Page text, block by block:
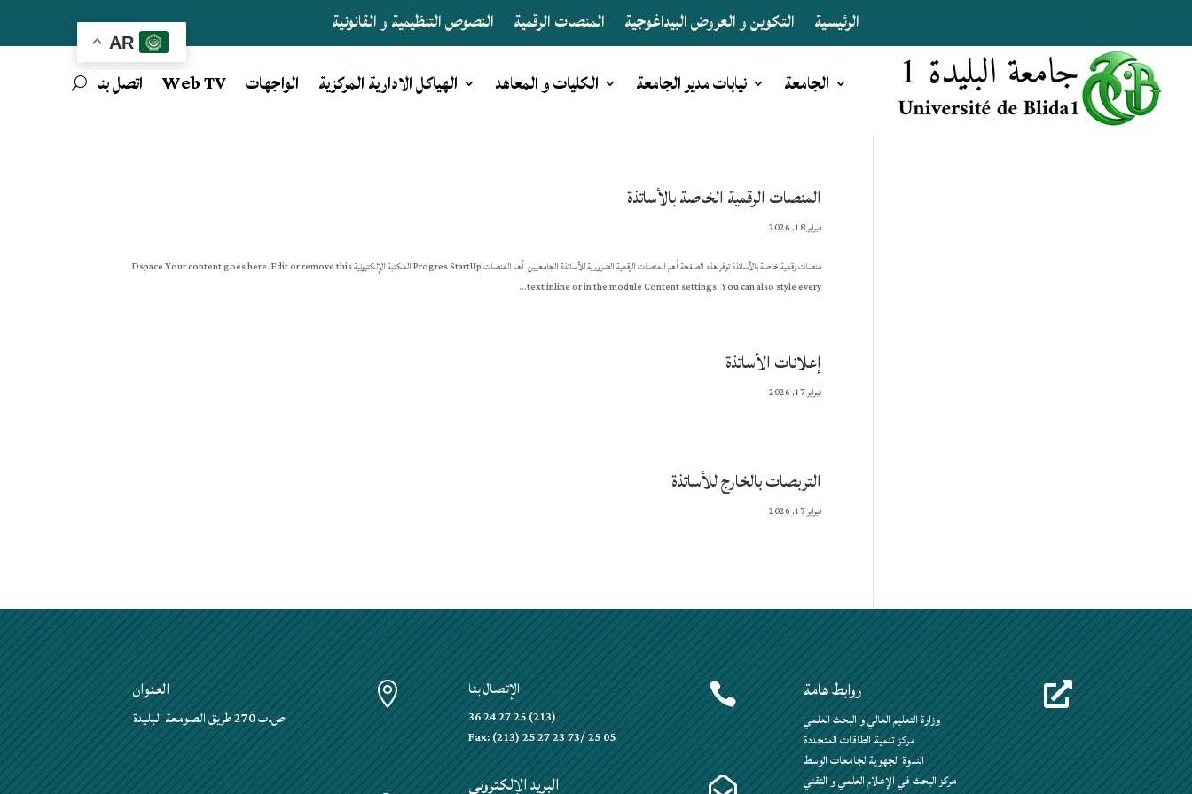
AR
الرئيسية التكوين و العروض البيداغوجية المنصات الرقمية النصوص التنظيمية و القانونية
الجامعة نيابات مدير الجامعة الكليات و المعاهد الهياكل الادارية المركزية الواجهات Web TV اتصل بنا
المنصات الرقمية الخاصة بالأساتذة
فبراير 18, 2026
منصات رقمية خاصة بالأساتذة توفر هذه الصفحة أهم المنصات الرقمية الضرورية للأساتذة الجامعيين أهم المنصات Progres StartUp المكتبة الإلكترونية Dspace Your content goes here. Edit or remove this
text inline or in the module Content settings. You can also style every...
إعلانات الأساتذة
فبراير 17, 2026
التربصات بالخارج للأساتذة
فبراير 17, 2026
 العنوان
ص.ب 270 طريق الصومعة البليدة
 الإتصال بنا
(213) 25 27 24 36
Fax: (213) 25 27 23 73/ 25 05
البريد الإلكتروني
 روابط هامة
وزارة التعليم العالي و البحث العلمي
مركز تنمية الطاقات المتجددة
الندوة الجهوية لجامعات الوسط
مركز البحث في الإعلام العلمي و التقني